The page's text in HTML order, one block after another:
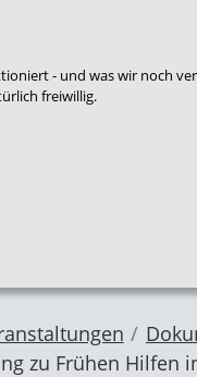
- und was wir noch
freiwillig.
zu Frühen Hilfen